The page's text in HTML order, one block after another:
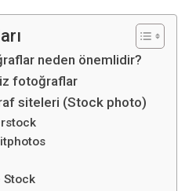
neden önemlidir?
fotoğraflar
siteleri (Stock photo)
Stock